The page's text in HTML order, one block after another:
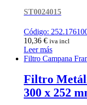
ST0024015
Código:
10,36 € iva incl
Leer más
Filtro Campana
Filtro
300 x 252